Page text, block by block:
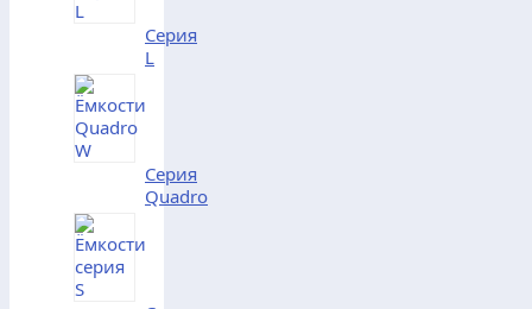
Серия
L
Серия
Quadro